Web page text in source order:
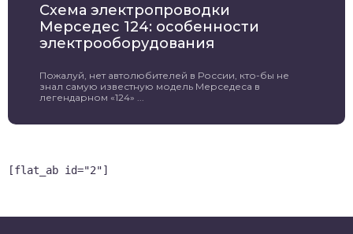
Схема электропроводки
Мерседес 124: особенности
электрооборудования
Пожалуй, нет автолюбителей в России, кто-бы не
знал самую известную модель Мерседеса в
легендарном «124» ...
[flat_ab id="2"]